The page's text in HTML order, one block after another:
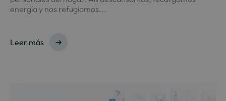
energía y nos refugiamos...
Leer más